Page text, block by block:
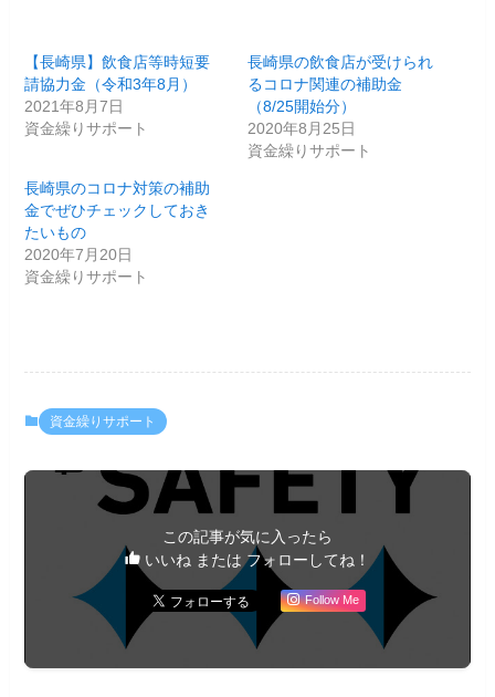
【長崎県】飲食店等時短要
請協力金（令和3年8月）
2021年8月7日
資金繰りサポート
長崎県の飲食店が受けられ
るコロナ関連の補助金
（8/25開始分）
2020年8月25日
資金繰りサポート
長崎県のコロナ対策の補助
金でぜひチェックしておき
たいもの
2020年7月20日
資金繰りサポート
資金繰りサポート
この記事が気に入ったら
いいね または フォローしてね！
Follow Me